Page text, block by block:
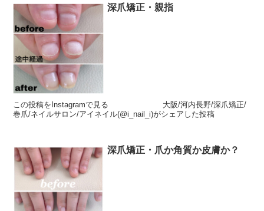
深爪矯正・親指
この投稿をInstagramで見る 大阪/河内長野/深爪矯正/
巻爪/ネイルサロン/アイネイル(@i_nail_i)がシェアした投稿
深爪矯正・爪か角質か皮膚か？